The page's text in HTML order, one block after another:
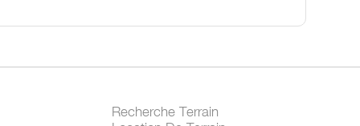
Recherche Terrain